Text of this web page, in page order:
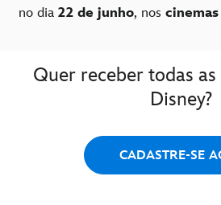
no dia 22 de junho, nos
Quer receber todas
Disney?
CADASTRE-SE